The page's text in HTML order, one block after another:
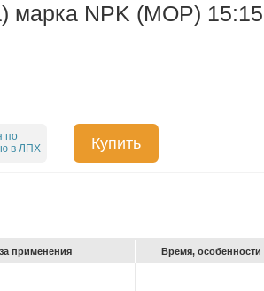
марка NPK (МОР)
по
в ЛПХ
Купить
при­ме­не­ния Вре­мя,